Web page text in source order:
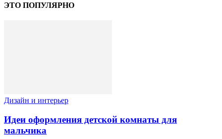
ЭТО ПОПУЛЯРНО
Дизайн и интерьер
Идеи оформления детской комнаты для
мальчика